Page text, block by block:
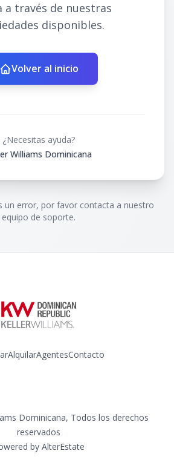
a través de nuestras
disponibles.
Volver al inicio
¿Necesitas ayuda?
Williams Dominicana
un error, por favor contacta a nuestro
equipo de soporte.
AlquilarAgentesContacto
Dominicana, Todos los derechos
reservados
by AlterEstate